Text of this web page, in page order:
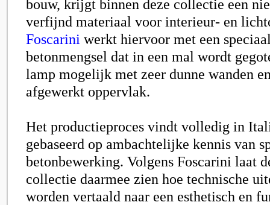
bouw, krijgt binnen deze collectie een
verfijnd materiaal voor interieur- en
Foscarini werkt hiervoor met een
betonmengsel dat in een mal wordt
lamp mogelijk met zeer dunne wanden
afgewerkt oppervlak.
Het productieproces vindt volledig in
gebaseerd op ambachtelijke kennis van
betonbewerking. Volgens Foscarini laat
collectie daarmee zien hoe technische
worden vertaald naar een esthetisch en